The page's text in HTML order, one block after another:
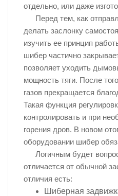
отдельно, или даже
Перед тем, как
делать заслонку
изучить ее принцип
шибер частично
позволяет уходить
мощность тяги. После
газов прекращается
Такая функция
контролировать и при
горения дров. В новом
оборудовании шибер
Логичным будет
отличается от обычной
отличия есть:
Шиберная